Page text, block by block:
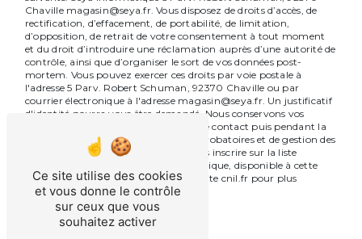
Chaville magasin@seya.fr. Vous disposez de droits d’accès, de
rectification, d’effacement, de portabilité, de limitation,
d’opposition, de retrait de votre consentement à tout moment
et du droit d’introduire une réclamation auprès d’une autorité de
contrôle, ainsi que d’organiser le sort de vos données post-
mortem. Vous pouvez exercer ces droits par voie postale à
l'adresse 5 Parv. Robert Schuman, 92370 Chaville ou par
courrier électronique à l'adresse magasin@seya.fr. Un justificatif
d'identité pourra vous être demandé. Nous conservons vos
données pendant la période de prise de contact puis pendant la
durée de prescription légale aux fins probatoires et de gestion des
contentieux. Vous avez le droit de vous inscrire sur la liste
d'opposition au démarchage téléphonique, disponible à cette
adresse:Bloctel.gouv.fr . Consultez le site cnil.fr pour plus
d’informations sur vos droits.
Ce site utilise des cookies
et vous donne le contrôle
sur ceux que vous
souhaitez activer